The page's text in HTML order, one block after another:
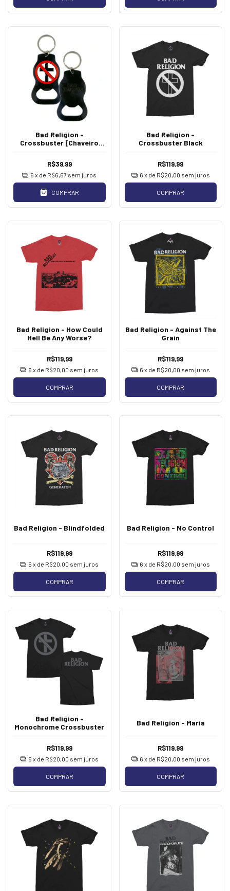
Bad Religion -
Crossbuster [Chaveiro
R$39,99
6 x de R$6,67 sem juros
COMPRAR
Bad Religion -
Crossbuster Black
R$119,99
6 x de R$20,00 sem juros
COMPRAR
Bad Religion - How Could
Hell Be Any Worse?
R$119,99
6 x de R$20,00 sem juros
COMPRAR
Bad Religion - Against The
Grain
R$119,99
6 x de R$20,00 sem juros
COMPRAR
Bad Religion - Blindfolded
R$119,99
6 x de R$20,00 sem juros
COMPRAR
Bad Religion - No Control
R$119,99
6 x de R$20,00 sem juros
COMPRAR
Bad Religion -
Monochrome Crossbuster
R$119,99
6 x de R$20,00 sem juros
COMPRAR
Bad Religion - Maria
R$119,99
6 x de R$20,00 sem juros
COMPRAR